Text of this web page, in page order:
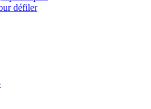
défiler